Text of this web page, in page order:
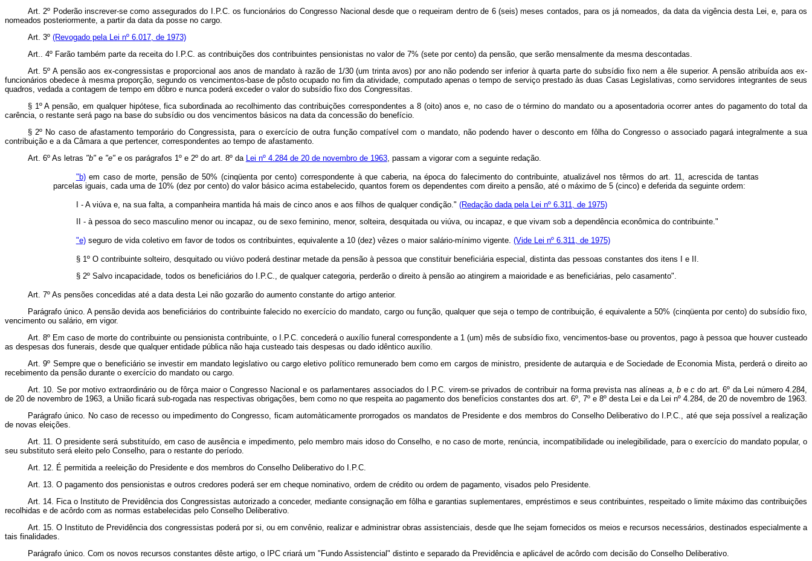
Art. 2º Poderão inscrever-se como assegurados do I.P.C. os funcionários do Congresso Nacional desde que o requeiram dentro de 6 (seis) meses contados, para os já nomeados, da data da vigência desta Lei, e, para os
nomeados posteriormente, a partir da data da posse no cargo.
Art. 3º (Revogado pela Lei nº 6.017, de 1973)
Art.. 4º Farão também parte da receita do I.P.C. as contribuições dos contribuintes pensionistas no valor de 7% (sete por cento) da pensão, que serão mensalmente da mesma descontadas.
Art. 5º A pensão aos ex-congressistas e proporcional aos anos de mandato à razão de 1/30 (um trinta avos) por ano não podendo ser inferior à quarta parte do subsídio fixo nem a êle superior. A pensão atribuída aos ex-
funcionários obedece à mesma proporção, segundo os vencimentos-base de pôsto ocupado no fim da atividade, computado apenas o tempo de serviço prestado às duas Casas Legislativas, como servidores integrantes de seus
quadros, vedada a contagem de tempo em dôbro e nunca poderá exceder o valor do subsídio fixo dos Congressitas.
§ 1º A pensão, em qualquer hipótese, fica subordinada ao recolhimento das contribuições correspondentes a 8 (oito) anos e, no caso de o término do mandato ou a aposentadoria ocorrer antes do pagamento do total da
carência, o restante será pago na base do subsídio ou dos vencimentos básicos na data da concessão do benefício.
§ 2º No caso de afastamento temporário do Congressista, para o exercício de outra função compatível com o mandato, não podendo haver o desconto em fôlha do Congresso o associado pagará integralmente a sua
contribuição e a da Câmara a que pertencer, correspondentes ao tempo de afastamento.
Art. 6º As letras "b"e "e"e os parágrafos 1º e 2º do art. 8º da Lei nº 4.284 de 20 de novembro de 1963, passam a vigorar com a seguinte redação.
" b)em caso de morte, pensão de 50% (cinqüenta por cento) correspondente à que caberia, na época do falecimento do contribuinte, atualizável nos têrmos do art. 11, acrescida de tantas
parcelas iguais, cada uma de 10% (dez por cento) do valor básico acima estabelecido, quantos forem os dependentes com direito a pensão, até o máximo de 5 (cinco) e deferida da seguinte ordem:
I - A viúva e, na sua falta, a companheira mantida há mais de cinco anos e aos filhos de qualquer condição." (Redação dada pela Lei nº 6.311, de 1975)
II - à pessoa do seco masculino menor ou incapaz, ou de sexo feminino, menor, solteira, desquitada ou viúva, ou incapaz, e que vivam sob a dependência econômica do contribuinte."
"e)seguro de vida coletivo em favor de todos os contribuintes, equivalente a 10 (dez) vêzes o maior salário-mínimo vigente. (Vide Lei nº 6.311, de 1975)
§ 1º O contribuinte solteiro, desquitado ou viúvo poderá destinar metade da pensão à pessoa que constituir beneficiária especial, distinta das pessoas constantes dos itens I e II.
§ 2º Salvo incapacidade, todos os beneficiários do I.P.C., de qualquer categoria, perderão o direito à pensão ao atingirem a maioridade e as beneficiárias, pelo casamento".
Art. 7º As pensões concedidas até a data desta Lei não gozarão do aumento constante do artigo anterior.
Parágrafo único. A pensão devida aos beneficiários do contribuinte falecido no exercício do mandato, cargo ou função, qualquer que seja o tempo de contribuição, é equivalente a 50% (cinqüenta por cento) do subsídio fixo,
vencimento ou salário, em vigor.
Art. 8º Em caso de morte do contribuinte ou pensionista contribuinte, o I.P.C. concederá o auxílio funeral correspondente a 1 (um) mês de subsídio fixo, vencimentos-base ou proventos, pago à pessoa que houver custeado
as despesas dos funerais, desde que qualquer entidade pública não haja custeado tais despesas ou dado idêntico auxílio.
Art. 9º Sempre que o beneficiário se investir em mandato legislativo ou cargo eletivo político remunerado bem como em cargos de ministro, presidente de autarquia e de Sociedade de Economia Mista, perderá o direito ao
recebimento da pensão durante o exercício do mandato ou cargo.
Art. 10. Se por motivo extraordinário ou de fôrça maior o Congresso Nacional e os parlamentares associados do I.P.C. virem-se privados de contribuir na forma prevista nas alíneas a,b ec do art. 6º da Lei número 4.284,
de 20 de novembro de 1963, a União ficará sub-rogada nas respectivas obrigações, bem como no que respeita ao pagamento dos benefícios constantes dos art. 6º, 7º e 8º desta Lei e da Lei nº 4.284, de 20 de novembro de 1963.
Parágrafo único. No caso de recesso ou impedimento do Congresso, ficam automàticamente prorrogados os mandatos de Presidente e dos membros do Conselho Deliberativo do I.P.C., até que seja possível a realização
de novas eleições.
Art. 11. O presidente será substituído, em caso de ausência e impedimento, pelo membro mais idoso do Conselho, e no caso de morte, renúncia, incompatibilidade ou inelegibilidade, para o exercício do mandato popular, o
seu substituto será eleito pelo Conselho, para o restante do período.
Art. 12. É permitida a reeleição do Presidente e dos membros do Conselho Deliberativo do I.P.C.
Art. 13. O pagamento dos pensionistas e outros credores poderá ser em cheque nominativo, ordem de crédito ou ordem de pagamento, visados pelo Presidente.
Art. 14. Fica o Instituto de Previdência dos Congressistas autorizado a conceder, mediante consignação em fôlha e garantias suplementares, empréstimos e seus contribuintes, respeitado o limite máximo das contribuições
recolhidas e de acôrdo com as normas estabelecidas pelo Conselho Deliberativo.
Art. 15. O Instituto de Previdência dos congressistas poderá por si, ou em convênio, realizar e administrar obras assistenciais, desde que lhe sejam fornecidos os meios e recursos necessários, destinados especialmente a
tais finalidades.
Parágrafo único. Com os novos recursos constantes dêste artigo, o IPC criará um "Fundo Assistencial" distinto e separado da Previdência e aplicável de acôrdo com decisão do Conselho Deliberativo.